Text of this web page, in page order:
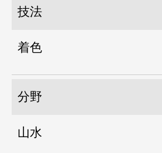
技法
着色
分野
山水